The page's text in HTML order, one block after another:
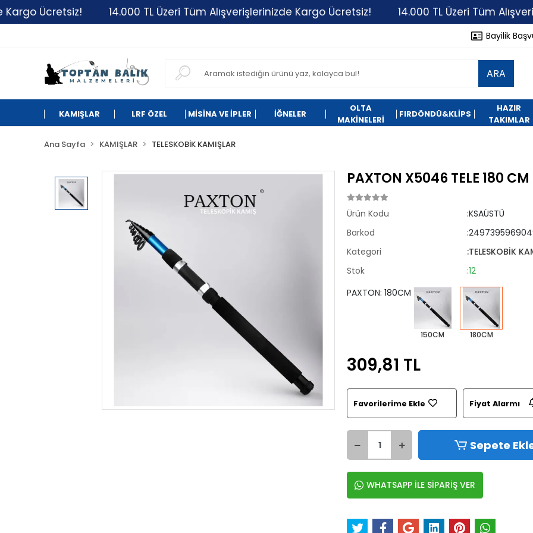
Ücretsiz! 14.000 TL Üzeri Tüm Alışverişlerinizde Kargo Ücretsiz! 14.000 TL Üzeri Tüm
Bayilik
ARA
KAMIŞLAR LRF ÖZEL MİSİNA VE İPLER İĞNELER
OLTA
MAKİNELERİ
FIRDÖNDÜ&KLİPS
HAZIR
TAKIMLAR
Ana Sayfa KAMIŞLAR TELESKOBİK KAMIŞLAR
PAXTON X5046 TELE 180
Ürün Kodu
:KSAÜSTÜ
Barkod
Kategori
:TELESKOBİK
Stok
:12
PAXTON: 180CM
150CM 180CM
309,81 TL
Favorilerime Ekle Fiyat Alarmı
Sepete
WHATSAPP İLE SİPARİŞ VER